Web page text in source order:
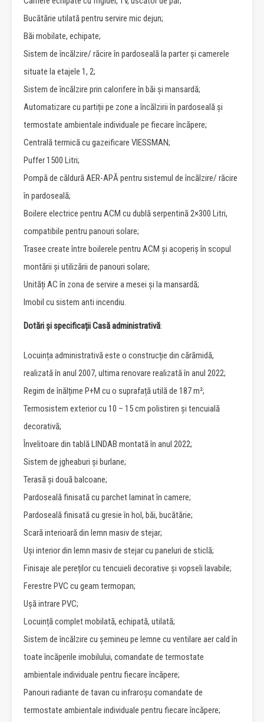
Bucătărie utilată pentru servire mic dejun;
Băi mobilate, echipate;
Sistem de încălzire/ răcire în pardoseală la parter și camerele
situate la etajele 1, 2;
Sistem de încălzire prin calorifere în băi și mansardă;
Automatizare cu partiții pe zone a încălzirii în pardoseală și
termostate ambientale individuale pe fiecare încăpere;
Centrală termică cu gazeificare VIESSMAN;
Puffer 1500 Litri;
Pompă de căldură AER-APĂ pentru sistemul de încălzire/ răcire
în pardoseală;
Boilere electrice pentru ACM cu dublă serpentină 2×300 Litri,
compatibile pentru panouri solare;
Trasee create între boilerele pentru ACM și acoperiș în scopul
montării și utilizării de panouri solare;
Unități AC în zona de servire a mesei și la mansardă;
Imobil cu sistem anti incendiu.
Dotări și specificații Casă administrativă:
Locuința administrativă este o construcție din cărămidă,
realizată în anul 2007, ultima renovare realizată în anul 2022;
Regim de înălțime P+M cu o suprafață utilă de 187 m²;
Termosistem exterior cu 10 – 15 cm polistiren și tencuială
decorativă;
Învelitoare din tablă LINDAB montată în anul 2022;
Sistem de jgheaburi și burlane;
Terasă și două balcoane;
Pardoseală finisată cu parchet laminat în camere;
Pardoseală finisată cu gresie în hol, băi, bucătărie;
Scară interioară din lemn masiv de stejar;
Uși interior din lemn masiv de stejar cu paneluri de sticlă;
Finisaje ale pereților cu tencuieli decorative și vopseli lavabile;
Ferestre PVC cu geam termopan;
Ușă intrare PVC;
Locuință complet mobilată, echipată, utilată;
Sistem de încălzire cu șemineu pe lemne cu ventilare aer cald în
toate încăperile imobilului, comandate de termostate
ambientale individuale pentru fiecare încăpere;
Panouri radiante de tavan cu infraroșu comandate de
termostate ambientale individuale pentru fiecare încăpere;